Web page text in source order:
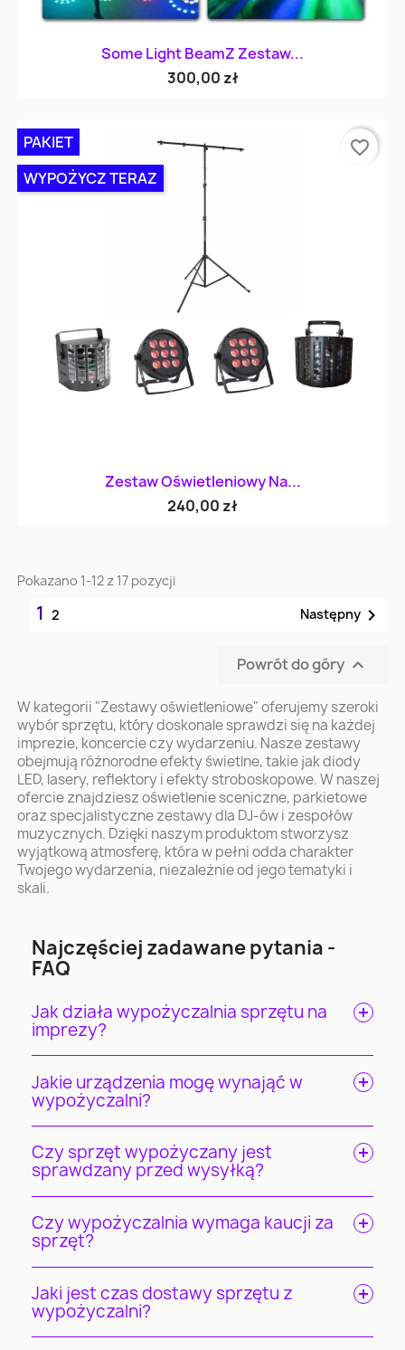
Some Light BeamZ Zestaw...
300,00 zł
Zestaw Oświetleniowy Na...
240,00 zł
PAKIET
WYPOŻYCZ TERAZ
favorite_border
Pokazano 1-12 z 17 pozycji
12 Następny
Powrót do góry 
W kategorii "Zestawy oświetleniowe" oferujemy szeroki
wybór sprzętu, który doskonale sprawdzi się na każdej
imprezie, koncercie czy wydarzeniu. Nasze zestawy
obejmują różnorodne efekty świetlne, takie jak diody
LED, lasery, reflektory i efekty stroboskopowe. W naszej
ofercie znajdziesz oświetlenie sceniczne, parkietowe
oraz specjalistyczne zestawy dla DJ-ów i zespołów
muzycznych. Dzięki naszym produktom stworzysz
wyjątkową atmosferę, która w pełni odda charakter
Twojego wydarzenia, niezależnie od jego tematyki i
skali.
Najczęściej zadawane pytania -
FAQ
Jak działa wypożyczalnia sprzętu na
imprezy?
Jakie urządzenia mogę wynająć w
wypożyczalni?
Czy sprzęt wypożyczany jest
sprawdzany przed wysyłką?
Czy wypożyczalnia wymaga kaucji za
sprzęt?
Jaki jest czas dostawy sprzętu z
wypożyczalni?